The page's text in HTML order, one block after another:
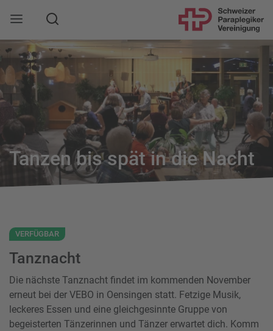
Mobile Navigation öffnen
Suche
Tanzen bis spät in die Nacht
VERFÜGBAR
Tanznacht
Die nächste Tanznacht findet im kommenden November
erneut bei der VEBO in Oensingen statt. Fetzige Musik,
leckeres Essen und eine gleichgesinnte Gruppe von
begeisterten Tänzerinnen und Tänzer erwartet dich. Komm